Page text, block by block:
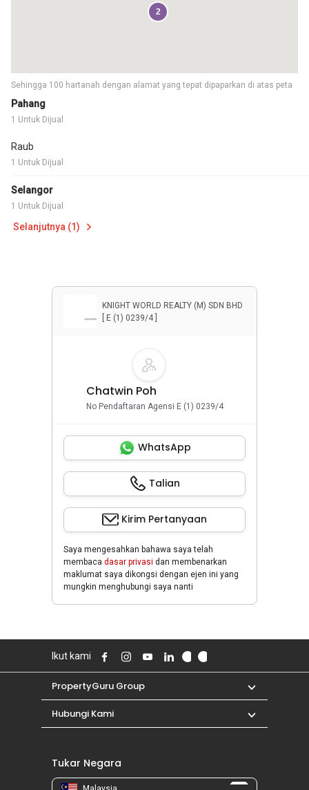
Pahang
1 Untuk Dijual
Raub
1 Untuk Dijual
Selangor
1 Untuk Dijual
Selanjutnya (1)
Sehingga 100 hartanah dengan alamat yang tepat dipaparkan di atas peta
2
KNIGHT WORLD REALTY (M) SDN BHD
[ E (1) 0239/4 ]
Chatwin Poh
No Pendaftaran Agensi E (1) 0239/4
WhatsApp
Talian
Kirim Pertanyaan
Saya mengesahkan bahawa saya telah
membaca dasar privasi dan membenarkan
maklumat saya dikongsi dengan ejen ini yang
mungkin menghubungi saya nanti
Ikut kami
PropertyGuru Group
Hubungi Kami
Tukar Negara